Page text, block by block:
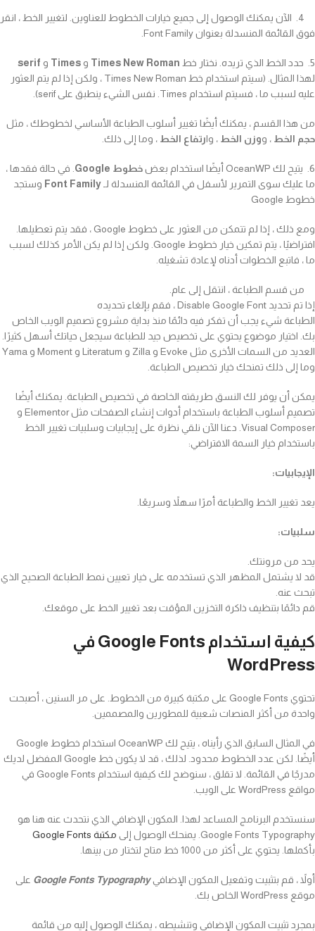
4. الآن يمكنك الوصول إلى جميع خيارات الخطوط للعناوين. لتغيير الخط ، انقر
فوق القائمة المنسدلة بعنوان Font Family.
5. حدد الخط الذي تريده. نختار خط Times New Roman و و serif
لهذا المثال. (سيتم استخدام خط Times New Roman ، ولكن إذا لم يتم العثور
عليه لسبب ما ، فسيتم استخدام Times. نفس الشيء ينطبق على serif).
من هذا القسم ، يمكنك أيضًا تغيير أسلوب الطباعة الأساسي لخطوطك ، مثل
حجم الخط ، ووزن الخط ، وارتفاع الخط ، وما إلى ذلك.
6. يتيح لك OceanWP أيضًا استخدام بعض خطوط Google
. في حالة فقدها ،
ما عليك سوى التمرير لأسفل في القائمة المنسدلة لـ Font Family وستجد
خطوط Google
ومع ذلك ، إذا لم تتمكن من العثور على خطوط Google ، فقد يتم تعطيلها.
افتراضيًا ، يتم تمكين خيار خطوط Google. ولكن إذا لم يكن الأمر كذلك لسبب
ما ، فاتبع الخطوات أدناه لإعادة تشغيله.
من قسم الطباعة ، انتقل إلى عام.
إذا تم تحديد Disable Google Font ، فقم بإلغاء تحديده
الطباعة شيء يجب أن تفكر فيه دائمًا منذ بداية مشروع تصميم الويب الخاص
بك. اختيار موضوع يحتوي على تخصيص جيد للطباعة سيجعل حياتك أسهل كثيرًا.
العديد من السمات الأخرى مثل Evoke و Zilla و Literatum و Moment و Yama
وما إلى ذلك تمنحك خيار تخصيص الطباعة.
يمكن أن يوفر لك النسق طريقته الخاصة في تخصيص الطباعة. يمكنك أيضًا
تصميم أسلوب الطباعة باستخدام أدوات إنشاء الصفحات مثل Elementor و
Visual Composer. دعنا الآن نلقي نظرة على إيجابيات وسلبيات تغيير الخط
باستخدام خيار السمة الافتراضي:
الإيجابيات:
يعد تغيير الخط والطباعة أمرًا سهلاً وسريعًا.
سلبيات:
يحد من مرونتك.
قد لا يشتمل المظهر الذي تستخدمه على خيار تعيين نمط الطباعة الصحيح الذي
تبحث عنه.
قم دائمًا بتنظيف ذاكرة التخزين المؤقت بعد تغيير الخط على موقعك.
كيفية استخدام Google Fonts في
WordPress
تحتوي Google Fonts على مكتبة كبيرة من الخطوط. على مر السنين ، أصبحت
واحدة من أكثر المنصات شعبية للمطورين والمصممين.
في المثال السابق الذي رأيناه ، يتيح لك OceanWP استخدام خطوط Google
أيضًا. لكن عدد الخطوط محدود. لذلك ، قد لا يكون خط Google المفضل لديك
مدرجًا في القائمة. لا تقلق ، سنوضح لك كيفية استخدام Google Fonts في
مواقع WordPress على الويب.
سنستخدم البرنامج المساعد لهذا. المكون الإضافي الذي نتحدث عنه هنا هو
Google Fonts Typography. يمنحك الوصول إلى
مكتبة Google Fonts
بأكملها. يحتوي على أكثر من 1000 خط متاح لتختار من بينها.
أولاً ، قم بتثبيت وتفعيل المكون الإضافيGoogle Fonts Typography على
موقع WordPress الخاص بك.
بمجرد تثبيت المكون الإضافي وتنشيطه ، يمكنك الوصول إليه من قائمة